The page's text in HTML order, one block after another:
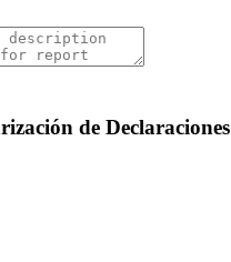
de Declaraciones